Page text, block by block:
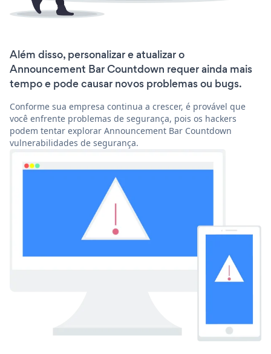
Além disso, personalizar e atualizar o
Announcement Bar Countdown requer ainda mais
tempo e pode causar novos problemas ou bugs.
Conforme sua empresa continua a crescer, é provável que
você enfrente problemas de segurança, pois os hackers
podem tentar explorar Announcement Bar Countdown
vulnerabilidades de segurança.